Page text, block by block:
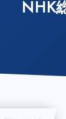
NHK